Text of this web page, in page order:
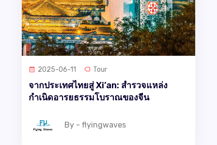
2025-06-11 Tour
จากประเทศไทยสู่ Xi’an: สำรวจแหล่ง
กำเนิดอารยธรรมโบราณของจีน
By - flyingwaves